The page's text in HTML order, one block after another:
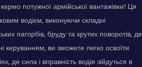
потужної армійської вантажівки! Ця
водієм, виконуючи складні
пагорбів, бруду та крутих поворотів, де
керуванням, ви зможете легко освоїти
де сила і вправність водія зійдуться в